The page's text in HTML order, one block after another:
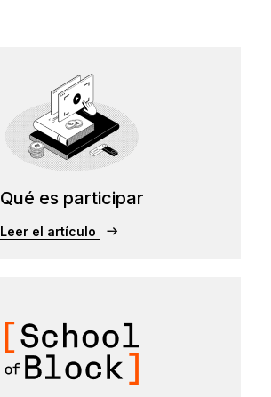
Qué es participar
Leer el artículo